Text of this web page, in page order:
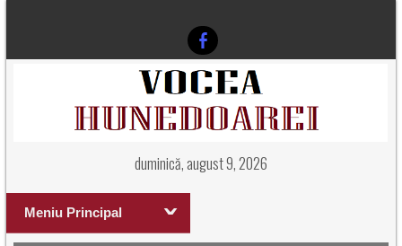
duminică, august 9, 2026
Meniu Principal